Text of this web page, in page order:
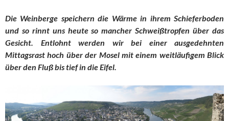
Die Weinberge speichern die Wärme in ihrem Schieferboden
und so rinnt uns heute so mancher Schweißtropfen über das
Gesicht. Entlohnt werden wir bei einer ausgedehnten
Mittagsrast hoch über der Mosel mit einem weitläufigem Blick
über den Fluß bis tief in die Eifel.